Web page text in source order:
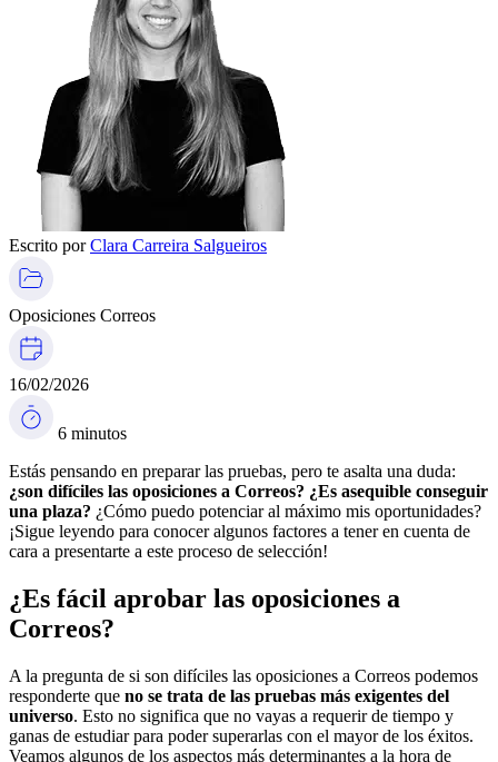
Escrito porClara Carreira Salgueiros
Oposiciones Correos
16/02/2026
6 minutos
Estás pensando en preparar las pruebas, pero te asalta una duda:
¿son difíciles las oposiciones a Correos? ¿Es asequible conseguir
una plaza? ¿Cómo puedo potenciar al máximo mis oportunidades?
¡Sigue leyendo para conocer algunos factores a tener en cuenta de
cara a presentarte a este proceso de selección!
¿Es fácil aprobar las oposiciones a
Correos?
A la pregunta de si son difíciles las oposiciones a Correos podemos
responderte que no se trata de las pruebas más exigentes del
universo. Esto no significa que no vayas a requerir de tiempo y
ganas de estudiar para poder superarlas con el mayor de los éxitos.
Veamos algunos de los aspectos más determinantes a la hora de